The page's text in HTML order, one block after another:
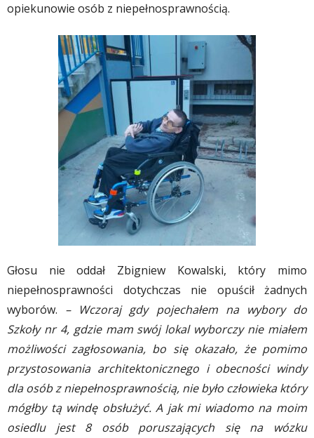
opiekunowie osób z niepełnosprawnością.
Głosu nie oddał Zbigniew Kowalski, który mimo
niepełnosprawności dotychczas nie opuścił żadnych
wyborów. – Wczoraj gdy pojechałem na wybory do
Szkoły nr 4, gdzie mam swój lokal wyborczy nie miałem
możliwości zagłosowania, bo się okazało, że pomimo
przystosowania architektonicznego i obecności windy
dla osób z niepełnosprawnością, nie było człowieka który
mógłby tą windę obsłużyć. A jak mi wiadomo na moim
osiedlu jest 8 osób poruszających się na wózku